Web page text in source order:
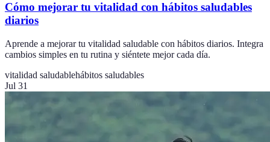
Cómo mejorar tu vitalidad con hábitos saludables
diarios
Aprende a mejorar tu vitalidad saludable con hábitos diarios. Integra
cambios simples en tu rutina y siéntete mejor cada día.
vitalidad saludablehábitos saludables
Jul 31